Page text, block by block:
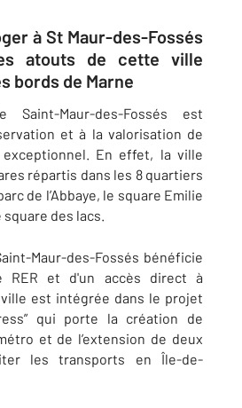
à St Maur-des-Fossés
atouts de cette ville
bords de Marne
Saint-Maur-des-Fossés est
et à la valorisation de
En effet, la ville
répartis dans les 8 quartiers
de l’Abbaye, le square Emilie
des lacs.
Maur-des-Fossés bénéficie
RER et d'un accès direct à
est intégrée dans le projet
qui porte la création de
et de l’extension de deux
les transports en Île-de-